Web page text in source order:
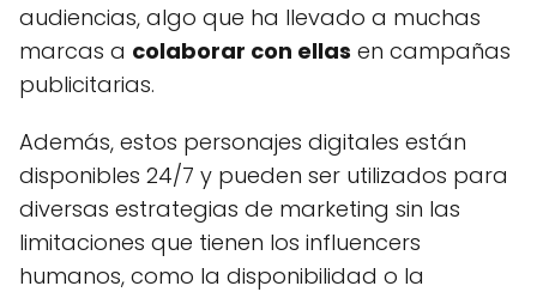
audiencias, algo que ha llevado a muchas
marcas a colaborar con ellas en campañas
publicitarias.
Además, estos personajes digitales están
disponibles 24/7 y pueden ser utilizados para
diversas estrategias de marketing sin las
limitaciones que tienen los influencers
humanos, como la disponibilidad o la